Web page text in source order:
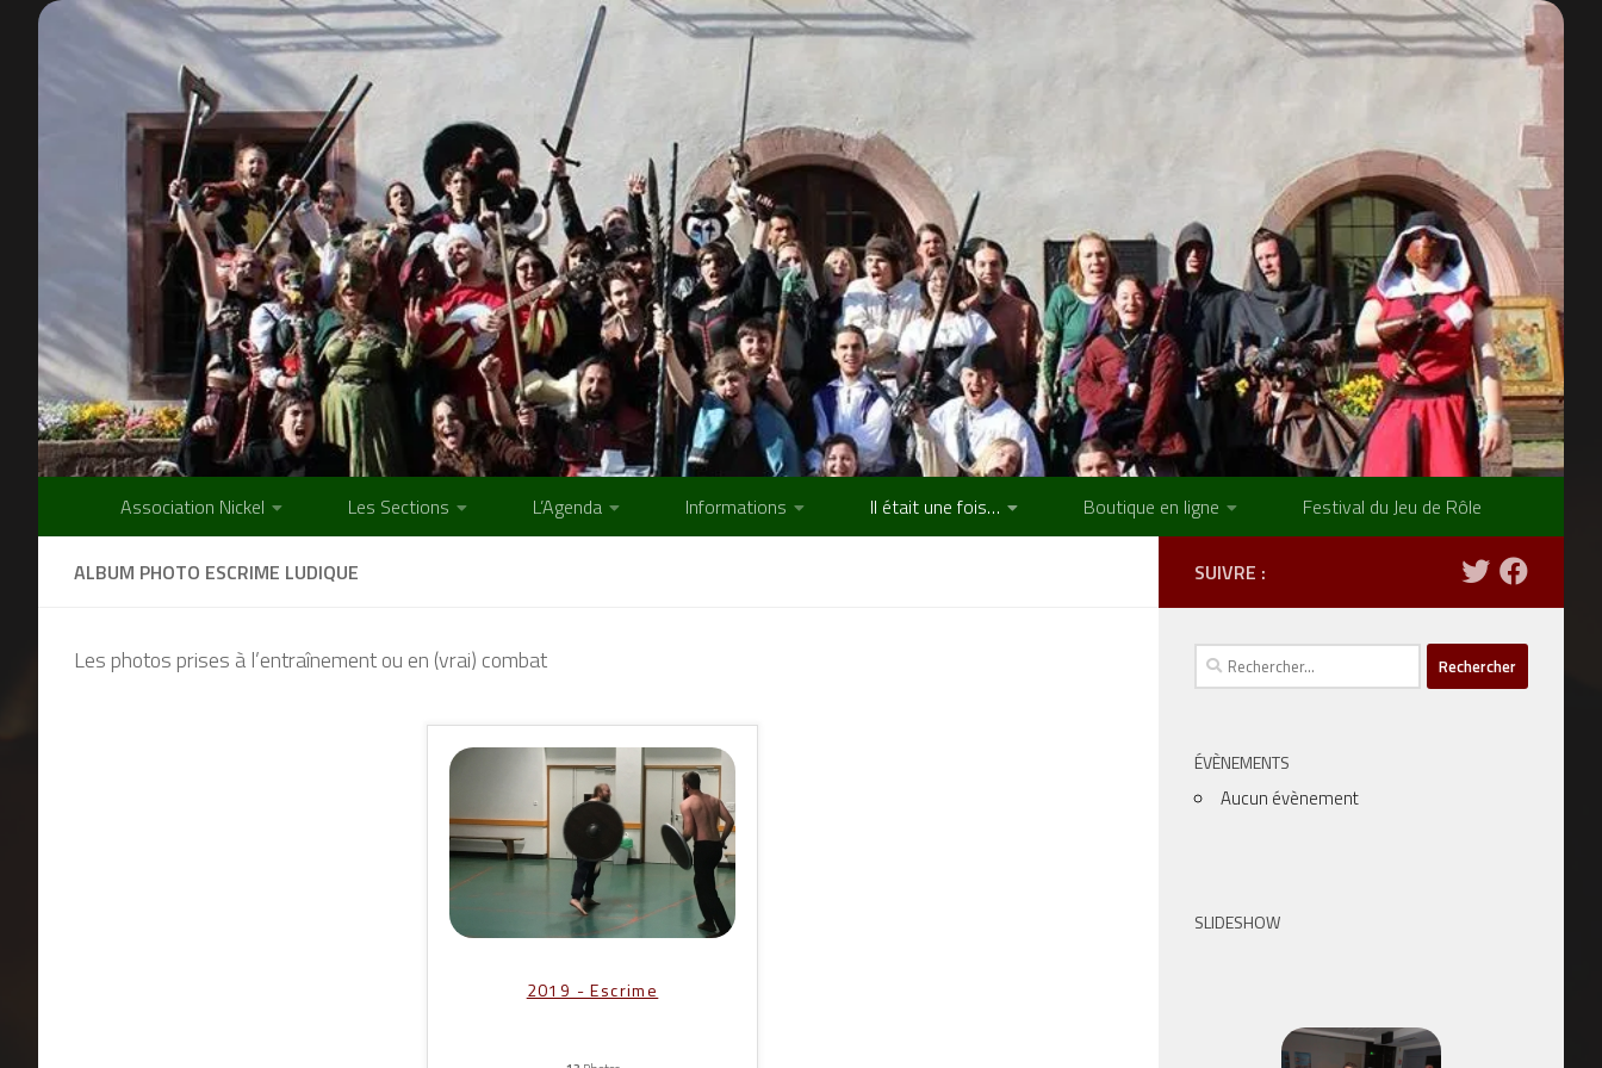
Skip to content
Association Nickel Les Sections L’Agenda Informations Il était une fois… Boutique en ligne Festival du Jeu de Rôle
ALBUM PHOTO ESCRIME LUDIQUE
Les photos prises à l’entraînement ou en (vrai) combat
2019 - Escrime
SUIVRE :
Rechercher :
ÉVÈNEMENTS
Aucun évènement
SLIDESHOW